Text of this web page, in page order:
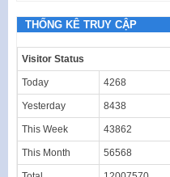
THỐNG KÊ TRUY CẬP
Visitor Status
Today 4268
Yesterday 8438
This Week 43862
This Month 56568